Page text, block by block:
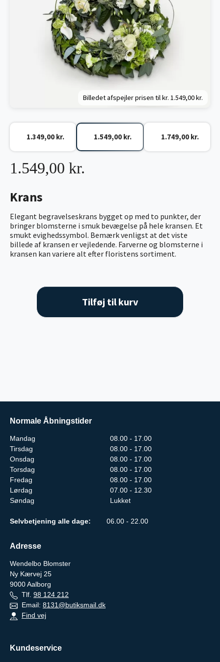
Billedet afspejler prisen til kr. 1.549,00 kr.
Krans
Elegant begravelseskrans bygget op med to punkter, der
bringer blomsterne i smuk bevægelse på hele kransen. Et
smukt evighedssymbol. Bemærk venligst at det viste
billede af kransen er vejledende. Farverne og blomsterne i
kransen kan variere alt efter floristens sortiment.
1.549,00 kr.
1.349,00 kr. 1.549,00 kr. 1.749,00 kr.
Tilføj til kurv
Normale Åbningstider
Mandag
08.00 - 17.00
Tirsdag
08.00 - 17.00
Onsdag
08.00 - 17.00
Torsdag
08.00 - 17.00
Fredag
08.00 - 17.00
Lørdag
07.00 - 12.30
Søndag
Lukket
Selvbetjening alle dage: 06.00 - 22.00
Adresse
Wendelbo Blomster
Ny Kærvej 25
9000Aalborg
Tlf. 98 124 212
Email: 8131@butiksmail.dk
Find vej
Kundeservice